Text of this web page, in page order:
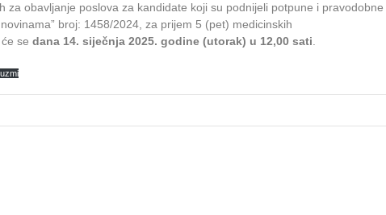
obavljanje poslova za kandidate koji su podnijeli potpune i pravodobne
broj: 1458/2024, za prijem 5 (pet) medicinskih
se dana 14. siječnja 2025. godine (utorak) u 12,00 sati